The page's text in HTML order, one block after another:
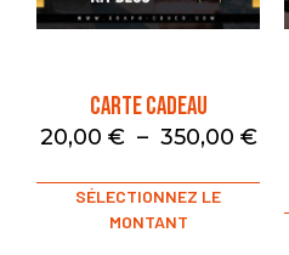
Carte Cadeau
20,00 € – 350,00 €
SÉLECTIONNEZ LE
MONTANT